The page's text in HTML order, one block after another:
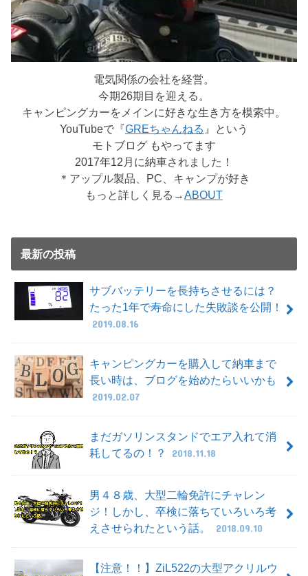
電気関係の会社を経営。
今期26期目を迎える。
キャンピングカーをメインに好きな生き方を模索中。
YouTubeで『GREちゃんねる 』という
モトブログ もやってます
2017年12月に納車されました！
＊アップル製品、PC、キャンプが好き
もっと詳しく見る→ABOUT
最新の投稿
サブバッテリーを長持ちさせるには？
たった1年で寿命にした失敗談を公開！
2019.08.16
キャンピングカーを購入して納車まで
長い時は、ブログを始めたらいいかも
2019.02.07
まだガソリンスタンドでエア入れて消
耗してるの！？
2018.11.18
男４８歳、大型二輪免許にチャレン
ジ！しかし、卒検に落ちていろいろ考
えさせられたという話。
2018.09.10
【注意！！】ZiL522の大型アクリルウ